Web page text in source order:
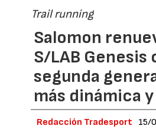
Trail running
Salomon
S/LAB Genesis
segunda
más dinámica
Redacción Tradesport 15/